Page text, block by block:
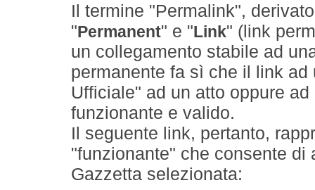
Il termine "Permalink",
" Permanent" e " Link" (link
un collegamento stabile ad
permanente fa sì che il link
Ufficiale" ad un atto oppure
funzionante e valido.
Il seguente link, pertanto,
"funzionante" che consente
Gazzetta selezionata: